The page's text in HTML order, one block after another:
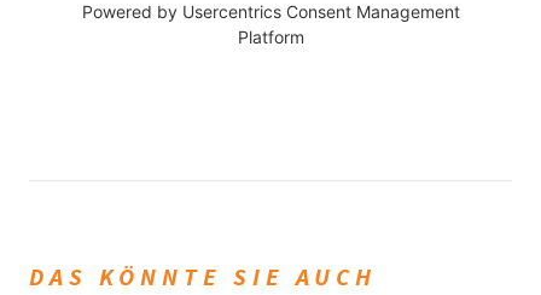
Powered by Usercentrics Consent Management
Platform
DAS KÖNNTE SIE AUCH